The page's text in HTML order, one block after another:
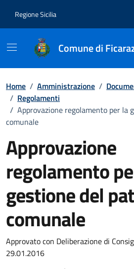
Regione Sicilia
Comune di
Home / Amministrazione /
/ Regolamenti
/ Approvazione regolamento per la
comunale
Approvazione
regolamento
gestione del
comunale
Dettagli del
Approvato con Deliberazione di
29.01.2016